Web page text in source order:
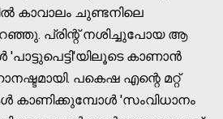
കാവാലം ചുണ്ടനിലെ
പ്രിന്റ് നശിച്ചുപോയ ആ
'പാട്ടുപെട്ടി'യിലൂടെ കാണാന്‍
പകെഷ എന്റെ മറ്റ്
കാണിക്കുമ്പോള്‍ 'സംവിധാനം